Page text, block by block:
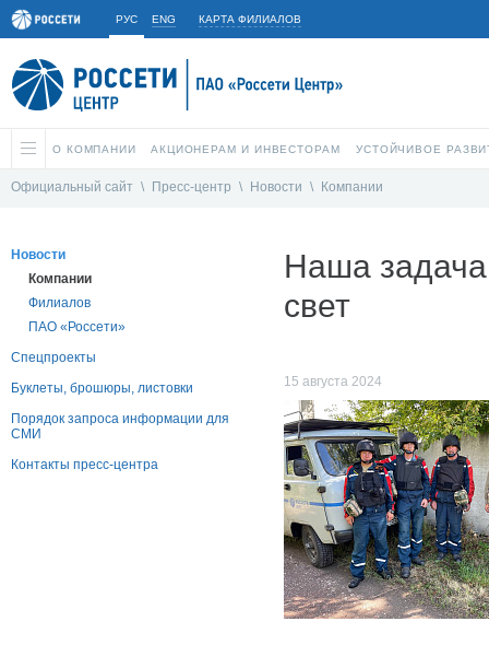
РУС ENG КАРТА ФИЛИАЛОВ
О КОМПАНИИ АКЦИОНЕРАМ И ИНВЕСТОРАМ УСТОЙЧИВОЕ
Официальный сайт \ Пресс-центр \ Новости \ Компании
Новости
Компании
Филиалов
ПАО «Россети»
Спецпроекты
Буклеты, брошюры, листовки
Порядок запроса информации для
СМИ
Контакты пресс-центра
Наша
свет
15 августа 2024